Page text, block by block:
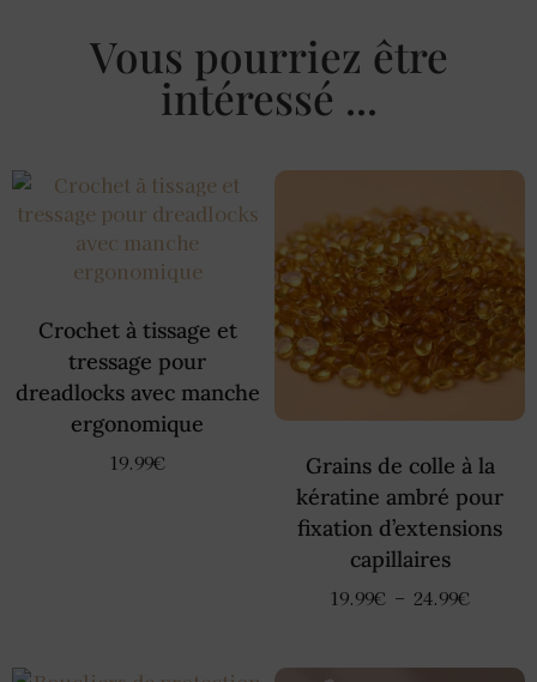
Vous pourriez être
intéressé ...
Crochet à tissage et
tressage pour
dreadlocks avec manche
ergonomique
19.99€
Grains de colle à la
kératine ambré pour
fixation d’extensions
capillaires
19.99€ – 24.99€